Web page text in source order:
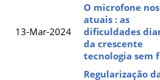
13-Mar-2024
O microfone
atuais : as
dificuldades
da crescente
tecnologia sem
Regularização